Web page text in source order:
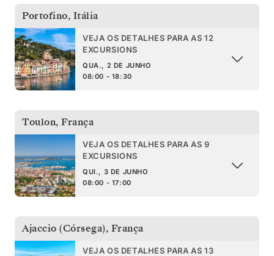
Portofino, Itália
VEJA OS DETALHES PARA AS 12
EXCURSIONS
QUA., 2 DE JUNHO
08:00 - 18:30
Toulon, França
VEJA OS DETALHES PARA AS 9
EXCURSIONS
QUI., 3 DE JUNHO
08:00 - 17:00
Ajaccio (Córsega), França
VEJA OS DETALHES PARA AS 13